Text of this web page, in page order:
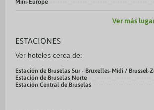
Mini-Europe
Ver más
ESTACIONES
Ver hoteles cerca de:
Estación de Bruselas Sur - Bruxelles-Midi / Brussel-
Estación de Bruselas Norte
Estación Central de Bruselas